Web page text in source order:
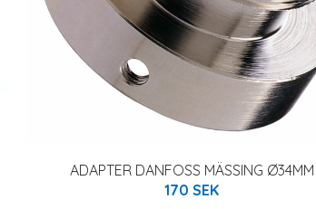
ADAPTER DANFOSS MÄSSING Ø34MM
170 SEK